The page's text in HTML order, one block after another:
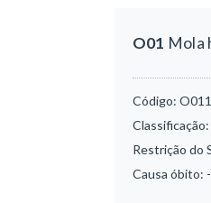
O01 Mola
Código: O011
Classificação:
Restrição do
Causa óbito: -